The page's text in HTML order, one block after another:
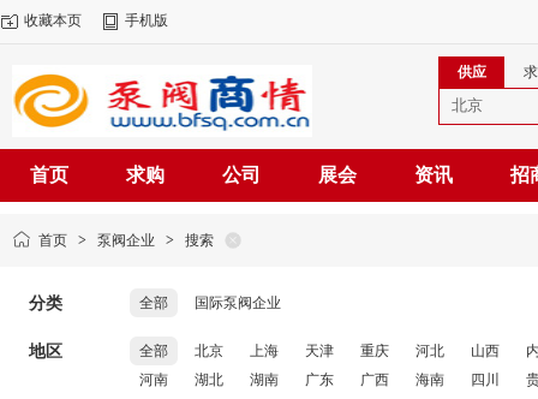
收藏本页 手机版
供应
首页 求购 公司 展会 资讯 招
首页 > 泵阀企业 > 搜索
分类 全部 国际泵阀企业
地区 全部 北京 上海 天津 重庆 河北 山西
河南
湖北 湖南 广东 广西 海南 四川